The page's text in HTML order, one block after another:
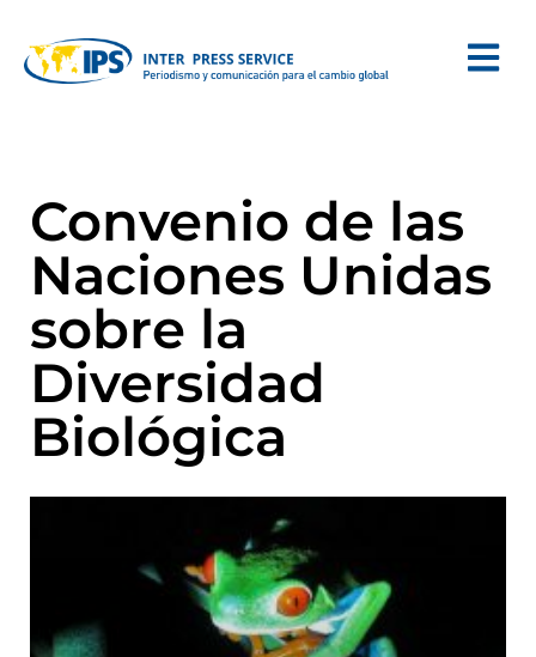
Convenio de las
Naciones Unidas
sobre la
Diversidad
Biológica